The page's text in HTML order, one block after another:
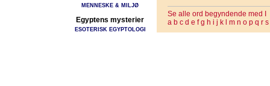
MENNESKE & MILJØ
Egyptens mysterier
ESOTERISK EGYPTOLOGI
Se alle ord begyndende med I
a b c d e f g h i j k m n o p q r s